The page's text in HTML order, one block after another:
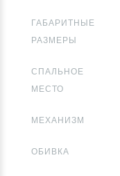
ГАБАРИТНЫЕ
РАЗМЕРЫ
СПАЛЬНОЕ
МЕСТО
МЕХАНИЗМ
ОБИВКА